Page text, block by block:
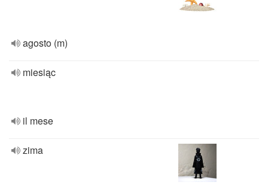
agosto (m)
miesiąc
il mese
zima